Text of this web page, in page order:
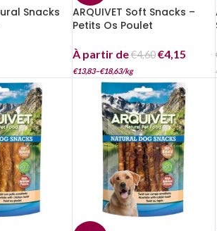
Snacks
ARQUIVET Soft Snacks –
Petits Os Poulet
À partir de€4,60 €4,15
€13,83–€18,63/kg